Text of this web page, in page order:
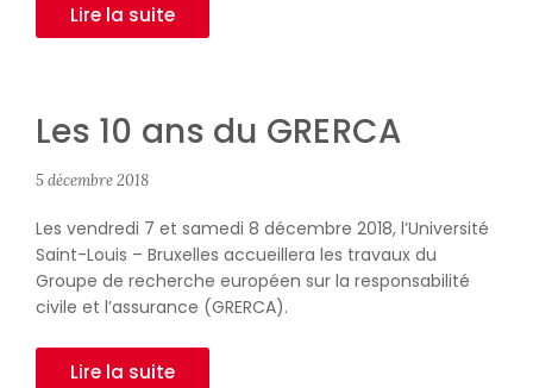
Lire la suite
Les 10 ans du GRERCA
5 décembre 2018
Les vendredi 7 et samedi 8 décembre 2018, l’Université
Saint-Louis – Bruxelles accueillera les travaux du
Groupe de recherche européen sur la responsabilité
civile et l’assurance (GRERCA).
Lire la suite